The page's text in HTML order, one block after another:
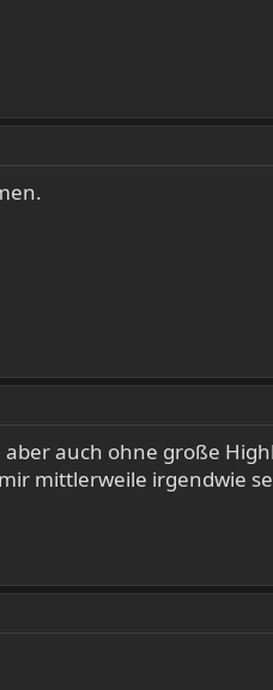
auch ohne große
mittlerweile irgendwie